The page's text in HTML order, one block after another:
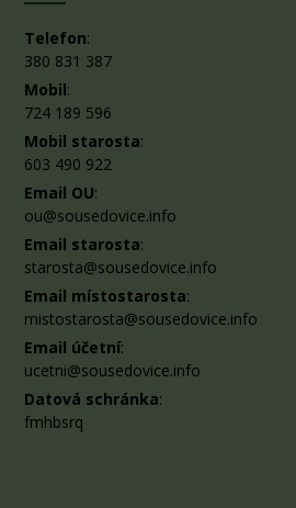
Telefon:
380 831 387
Mobil:
724 189 596
Mobil starosta:
603 490 922
Email OU:
ou@sousedovice.info
Email starosta:
starosta@sousedovice.info
Email místostarosta:
mistostarosta@sousedovice.info
Email účetní:
ucetni@sousedovice.info
Datová schránka:
fmhbsrq